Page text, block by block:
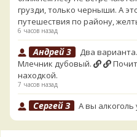
грузди, только черныши. А
путешествия по району,
6 часов назад
Андрей 3
Два
Млечник дубовый.
находкой.
7 часов назад
Сергей З
А вы алкоголь